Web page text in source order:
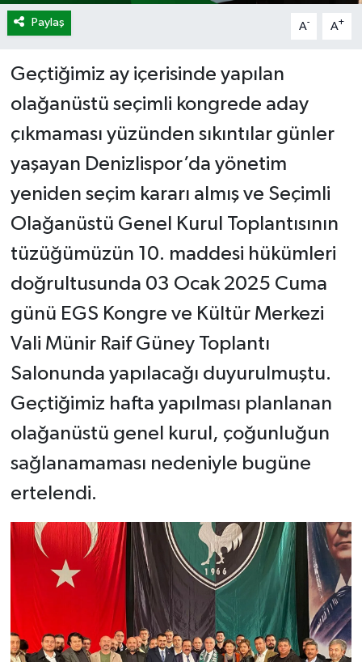
Paylaş A- A+
Geçtiğimiz ay içerisinde yapılan
olağanüstü seçimli kongrede aday
çıkmaması yüzünden sıkıntılar günler
yaşayan Denizlispor’da yönetim
yeniden seçim kararı almış ve Seçimli
Olağanüstü Genel Kurul Toplantısının
tüzüğümüzün 10. maddesi hükümleri
doğrultusunda 03 Ocak 2025 Cuma
günü EGS Kongre ve Kültür Merkezi
Vali Münir Raif Güney Toplantı
Salonunda yapılacağı duyurulmuştu.
Geçtiğimiz hafta yapılması planlanan
olağanüstü genel kurul, çoğunluğun
sağlanamaması nedeniyle bugüne
ertelendi.